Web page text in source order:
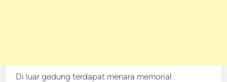
Di luar gedung terdapat menara memorial